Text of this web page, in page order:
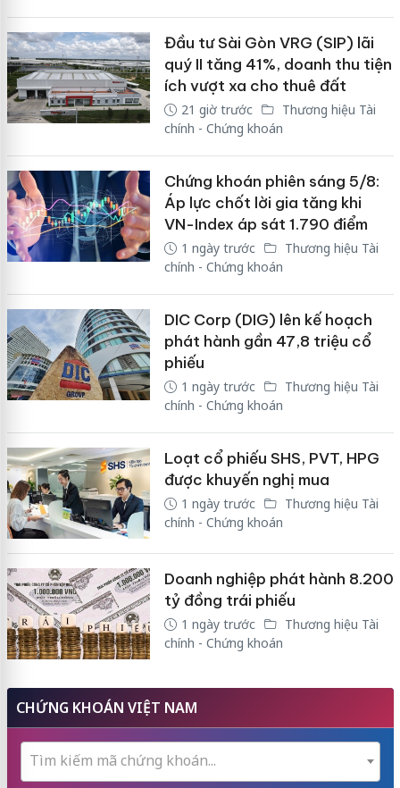
Đầu tư Sài Gòn VRG (SIP) lãi
quý II tăng 41%, doanh thu tiện
ích vượt xa cho thuê đất
21 giờ trước
Thương hiệu Tài
chính - Chứng khoán
Chứng khoán phiên sáng 5/8:
Áp lực chốt lời gia tăng khi
VN-Index áp sát 1.790 điểm
1 ngày trước
Thương hiệu Tài
chính - Chứng khoán
DIC Corp (DIG) lên kế hoạch
phát hành gần 47,8 triệu cổ
phiếu
1 ngày trước
Thương hiệu Tài
chính - Chứng khoán
Loạt cổ phiếu SHS, PVT, HPG
được khuyến nghị mua
1 ngày trước
Thương hiệu Tài
chính - Chứng khoán
Doanh nghiệp phát hành 8.200
tỷ đồng trái phiếu
1 ngày trước
Thương hiệu Tài
chính - Chứng khoán
CHỨNG KHOÁN VIỆT NAM
Tìm kiếm mã chứng khoán...